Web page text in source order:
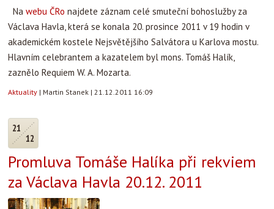
Na webu ČRo najdete záznam celé smuteční bohoslužby za
Václava Havla, která se konala 20. prosince 2011 v 19 hodin v
akademickém kostele Nejsvětějšího Salvátora u Karlova mostu.
Hlavním celebrantem a kazatelem byl mons. Tomáš Halík,
zaznělo Requiem W. A. Mozarta.
Aktuality | Martin Stanek | 21.12.2011 16:09
21
12
Promluva Tomáše Halíka při rekviem
za Václava Havla 20.12. 2011